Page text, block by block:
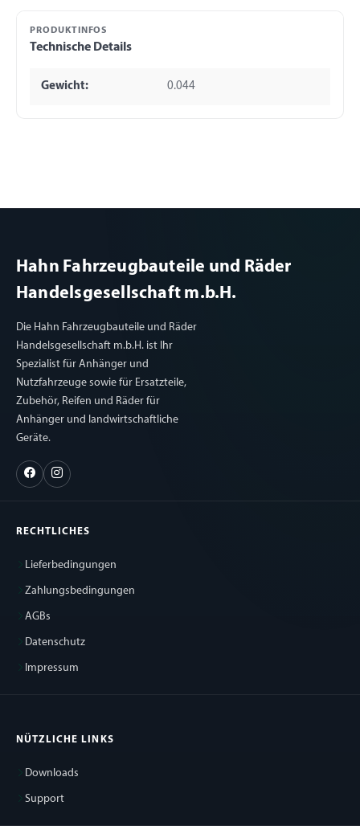
PRODUKTINFOS
Technische Details
Gewicht: 0.044
Hahn Fahrzeugbauteile und Räder
Handelsgesellschaft m.b.H.
Die Hahn Fahrzeugbauteile und Räder
Handelsgesellschaft m.b.H. ist Ihr
Spezialist für Anhänger und
Nutzfahrzeuge sowie für Ersatzteile,
Zubehör, Reifen und Räder für
Anhänger und landwirtschaftliche
Geräte.
RECHTLICHES
Lieferbedingungen
Zahlungsbedingungen
AGBs
Datenschutz
Impressum
NÜTZLICHE LINKS
Downloads
Support